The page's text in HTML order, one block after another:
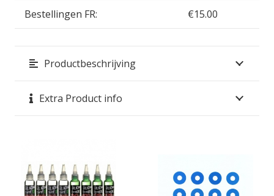
Bestellingen FR: €15.00
Productbeschrijving
Extra Product info